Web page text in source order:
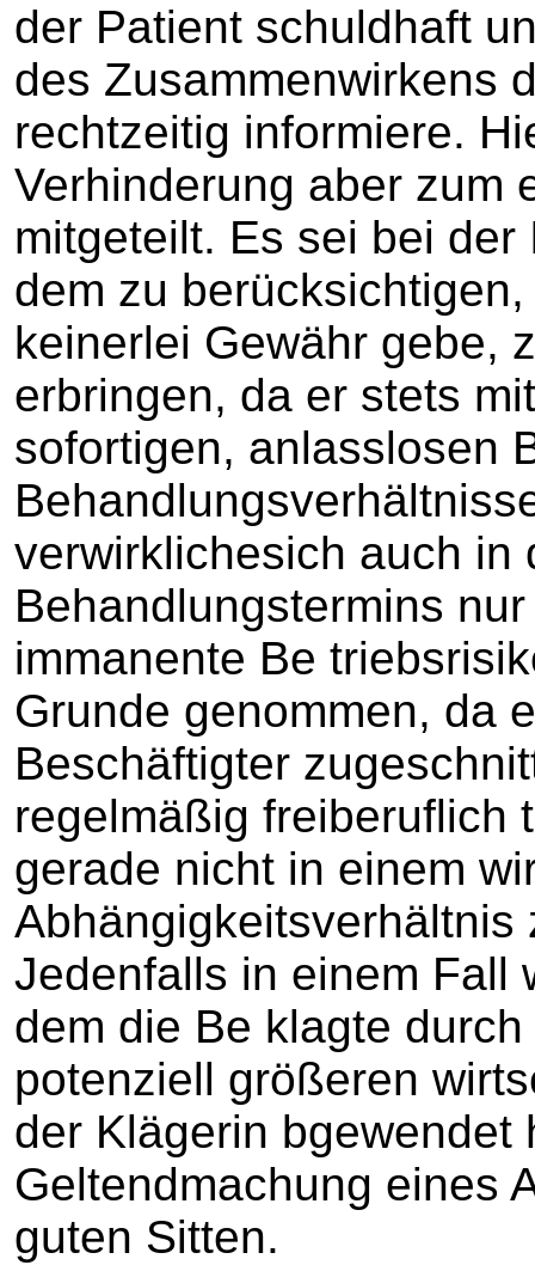
der Patient schuldhaft
des Zusammenwirkens
rechtzeitig informiere.
Verhinderung aber zum
mitgeteilt. Es sei bei
dem zu
keinerlei Gewähr gebe,
erbringen, da er stets
sofortigen, anlasslosen
verwirklichesich auch in
Behandlungstermins
immanente Be
Grunde genommen, da
Beschäftigter
regelmäßig freiberuflich
gerade nicht in einem
Jedenfalls in einem Fall
dem die Be klagte
potenziell größeren
der Klägerin bgewendet
Geltendmachung eines
guten Sitten.